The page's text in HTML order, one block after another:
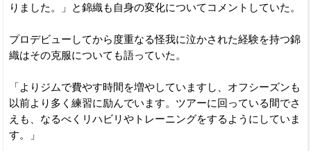
りました。」と錦織も自身の変化についてコメントしていた。
プロデビューしてから度重なる怪我に泣かされた経験を持つ錦
織はその克服についても語っていた。
「よりジムで費やす時間を増やしていますし、オフシーズンも
以前より多く練習に励んでいます。ツアーに回っている間でさ
えも、なるべくリハビリやトレーニングをするようにしていま
す。」